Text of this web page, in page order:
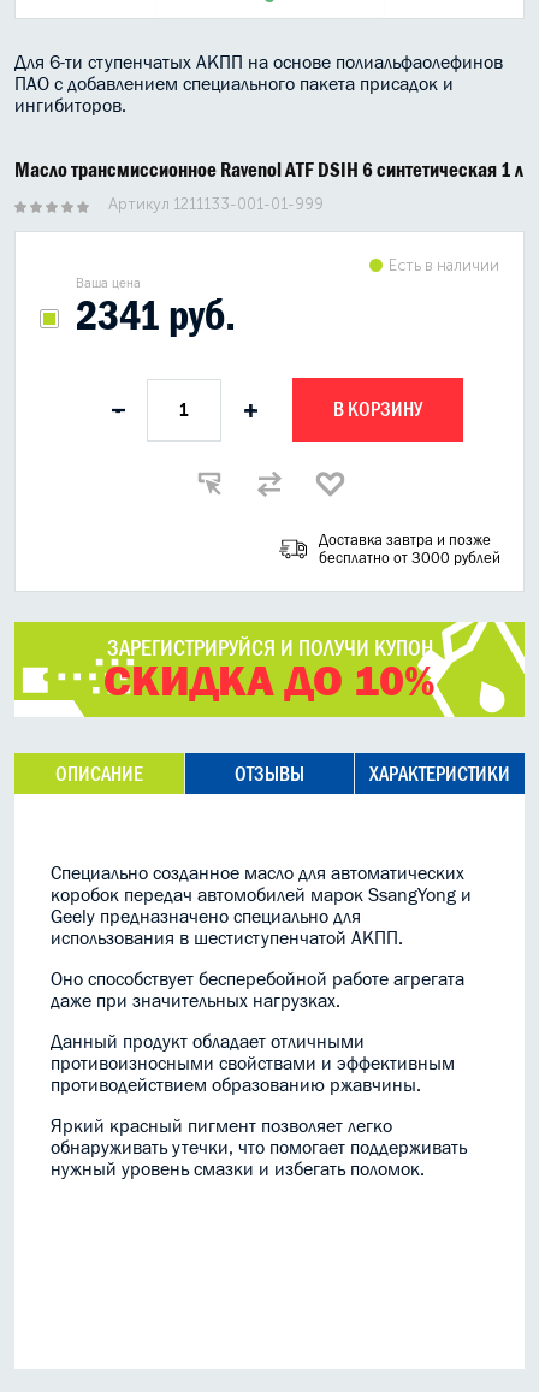
АНТИФРИЗЫ СПЕЦЖИДКОСТИ
ПРИСАДКИ АВТОХИМИЯ
АВТО КОСМЕТИКА
МОТО МАСЛА
Для 6-ти ступенчатых АКПП на основе полиальфаолефинов
ПАО с добавлением специального пакета присадок и
ингибиторов.
Масло трансмиссионное Ravenol ATF DSIH 6 синтетическая 1 л
Артикул 1211133-001-01-999
Ваша цена
2341 руб.
Есть в наличии
- + В КОРЗИНУ
Доставка завтра и позже
бесплатно от 3000 рублей
ЗАРЕГИСТРИРУЙСЯ И ПОЛУЧИ КУПОН
СКИДКА ДО 10%
ОПИСАНИЕ ОТЗЫВЫ ХАРАКТЕРИСТИКИ
Специально созданное масло для автоматических
коробок передач автомобилей марок SsangYong и
Geely предназначено специально для
использования в шестиступенчатой АКПП.
Оно способствует бесперебойной работе агрегата
даже при значительных нагрузках.
Данный продукт обладает отличными
противоизносными свойствами и эффективным
противодействием образованию ржавчины.
Яркий красный пигмент позволяет легко
обнаруживать утечки, что помогает поддерживать
нужный уровень смазки и избегать поломок.